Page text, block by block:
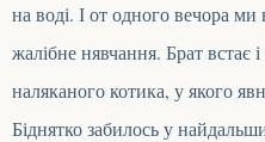
на воді. І от одного вечора
жалібне нявчання. Брат
наляканого котика, уякого
Біднятко забилосьу